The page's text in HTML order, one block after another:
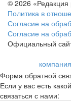
© 2026 «Редакция
Политика в
Согласие на
Согласие на
Официальный
Форма обратной
Если у вас есть
связаться с нами: